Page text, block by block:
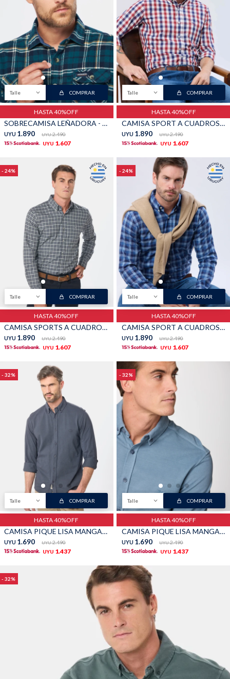
Talle COMPRAR
HASTA 40%OFF
SOBRECAMISA LEÑADORA - Verde ingles
UYU 1.890 UYU 2.490
UYU 1.607
Talle COMPRAR
HASTA 40%OFF
CAMISA SPORT A CUADROS - Rojo
UYU 1.890 UYU 2.490
UYU 1.607
24
Talle COMPRAR
HASTA 40%OFF
CAMISA SPORTS A CUADROS - Gris
UYU 1.890 UYU 2.490
UYU 1.607
24
Talle COMPRAR
HASTA 40%OFF
CAMISA SPORT A CUADROS - Azul
UYU 1.890 UYU 2.490
UYU 1.607
32
Talle COMPRAR
HASTA 40%OFF
CAMISA PIQUE LISA MANGA LARGA - Azul
UYU 1.690 UYU 2.490
UYU 1.437
32
Talle COMPRAR
HASTA 40%OFF
CAMISA PIQUE LISA MANGA LARGA - Piedra
UYU 1.690 UYU 2.490
UYU 1.437
32